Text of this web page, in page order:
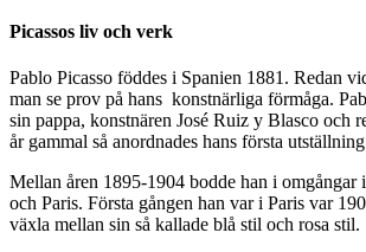
Picassos liv och verk
Pablo Picasso föddes i Spanien 1881. Redan
man se prov på hans konstnärliga förmåga.
sin pappa, konstnären José Ruiz y Blasco och
år gammal så anordnades hans första
Mellan åren 1895-1904 bodde han i omgångar
och Paris. Första gången han var i Paris var
växla mellan sin så kallade blå stil och rosa stil.